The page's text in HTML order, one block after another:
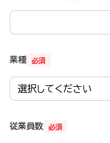
必須
業種
必須
従業員数